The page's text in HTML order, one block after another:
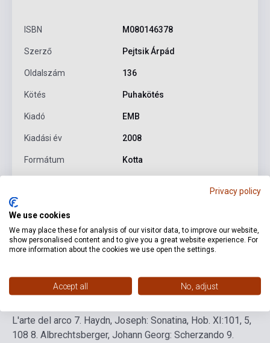
ISBN M080146378
Szerző Pejtsik Árpád
Oldalszám 136
Kötés Puhakötés
Kiadó EMB
Kiadási év 2008
Formátum Kotta
Domenico dalla: Sonata3. Boni, Pietro Giuseppe Gaetano:
Sonata Op. 1, No. 5
4. Passionei, Carlo: Sonata5. Bach,
L'arte del arco 7. Haydn, Joseph: Sonatina, Hob. XI:101, 5,
108 8. Albrechtsberger, Johann Georg: Scherzando 9.
Privacy policy
We use cookies
We may place these for analysis of our visitor data, to improve our website,
show personalised content and to give you a great website experience. For
more information about the cookies we use open the settings.
Accept all No, adjust